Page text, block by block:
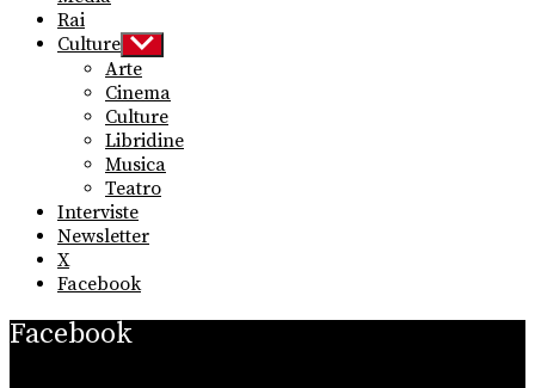
Rai
Culture Show
sub
menu
Arte
Cinema
Culture
Libridine
Musica
Teatro
Interviste
Newsletter
X
Facebook
Facebook